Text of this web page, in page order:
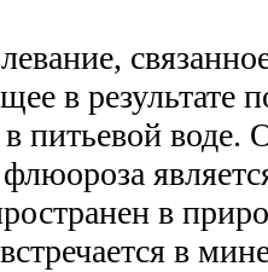
в результате
питьевой воде.
в
в